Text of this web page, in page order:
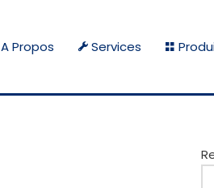
A Propos Services